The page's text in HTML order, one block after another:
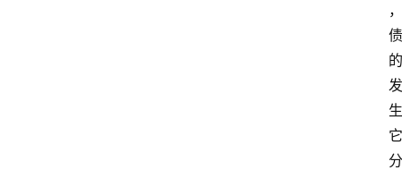
，
债
的
发
生
它
分